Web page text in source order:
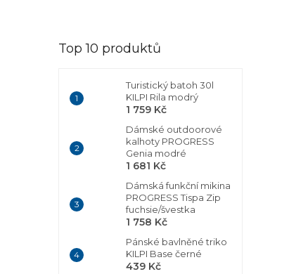
Top 10 produktů
Turistický batoh 30l
KILPI Rila modrý
1 759 Kč
Dámské outdoorové
kalhoty PROGRESS
Genia modré
1 681 Kč
Dámská funkční mikina
PROGRESS Tispa Zip
fuchsie/švestka
1 758 Kč
Pánské bavlněné triko
KILPI Base černé
439 Kč